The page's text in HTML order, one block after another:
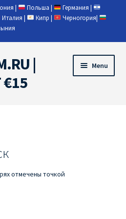
| Польша | Германия |
Италия | Кипр | Черногория|
|
Menu
отмечены точкой